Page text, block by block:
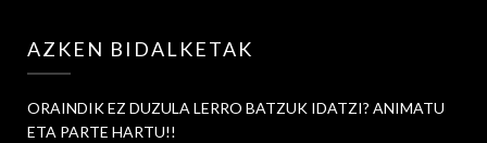
AZKEN BIDALKETAK
ORAINDIK EZ DUZULA LERRO BATZUK IDATZI? ANIMATU
ETA PARTE HARTU!!